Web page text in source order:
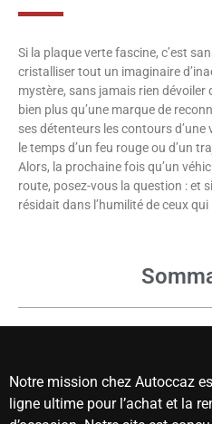
Si la plaque verte fascine, c’est
cristalliser tout un imaginaire
mystère, sans jamais rien dévoiler
bien plus qu’une marque de
ses détenteurs les contours
le temps d’un feu rouge ou d’un
Alors, la prochaine fois qu’un
route, posez-vous la question : et
résidait dans l’humilité de ceux
Notre mission chez Autoccaz
ligne ultime pour l’achat et la